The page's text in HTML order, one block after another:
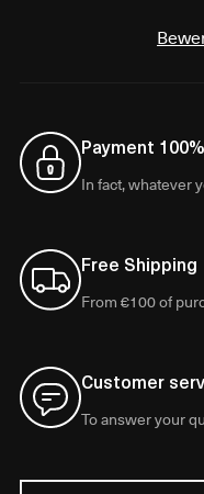
Payment
In fact, whatever
Free Shipping
From €100 of
Customer
To answer your